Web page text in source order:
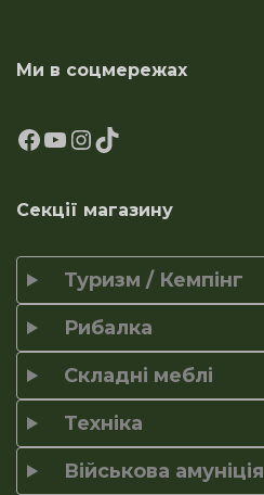
Ми в соцмережах
Секції магазину
Туризм / Кемпінг
Рибалка
Складні меблі
Техніка
Військова амуніція